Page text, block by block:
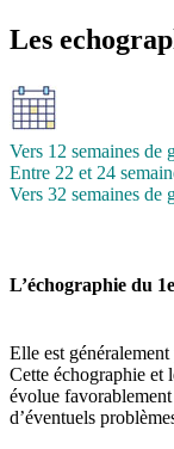
Les
Vers 12 semaines de
Entre 22 et 24
Vers 32 semaines de
L’échographie du
Elle est généralement
Cette échographie et
évolue
d’éventuels